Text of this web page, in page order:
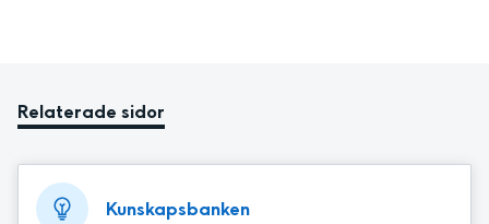
Relaterade sidor
Kunskapsbanken